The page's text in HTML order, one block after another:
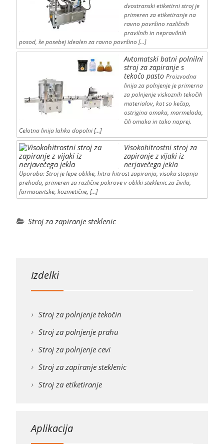
dvostranski etiketirni stroj je
primeren za etiketiranje na
ravno površino različnih
pravilnih in nepravilnih
posod, še posebej idealen za ravno površino […]
Avtomatski batni polnilni
stroj za zapiranje s
tekočo pasto Proizvodna
linija za polnjenje je primerna
za polnjenje viskoznih tekočih
materialov, kot so kečap,
ostrigina omaka, marmelada,
čili omaka in tako naprej.
Celotna linija lahko dopolni […]
Visokohitrostni stroj za
zapiranje z vijaki iz
nerjavečega jekla
Uporaba: Stroj je lepe oblike, hitra hitrost zapiranja, visoka stopnja
prehoda, primeren za različne pokrove v obliki steklenic za živila,
farmacevtske, kozmetične, […]
Stroj za zapiranje steklenic
Izdelki
Stroj za polnjenje tekočin
Stroj za polnjenje prahu
Stroj za polnjenje cevi
Stroj za zapiranje steklenic
Stroj za etiketiranje
Aplikacija